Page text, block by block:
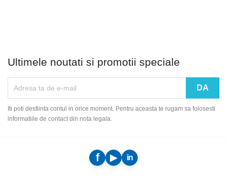
Ultimele noutati si promotii speciale
Iti poti desfiinta contul in orice moment. Pentru aceasta te rugam sa folosesti
informatiile de contact din nota legala.